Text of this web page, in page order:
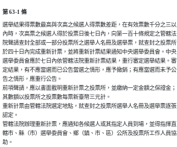
第 63-1 條
選舉結果得票數最高與次高之候選人得票數差距，在有效票數千分之三以
內時，次高票之候選人得於投票日後七日內，向第一百十條規定之管轄法
院聲請查封全部或一部分投票所之選舉人名冊及選舉票，就查封之投票所
於四十日內完成重新計票，並將重新計票結果通知中央選舉委員會。中央
選舉委員會應於七日內依管轄法院重新計票結果，重行審定選舉結果。審
定結果，有不應當選而已公告當選之情形，應予撤銷；有應當選而未予公
告之情形，應重行公告。
前項聲請，應以書面載明重新計票之投票所，並繳納一定金額之保證金；
其數額以投票所之投票數每票新臺幣三元計。
重新計票由管轄法院選定地點，就查封之投票所選舉人名冊及選舉票逐張
認定。
管轄法院辦理重新計票，應通知各候選人或其指定人員到場，並得指揮直
轄市、縣（市）選舉委員會、鄉（鎮、市、區）公所及投票所工作人員協
助。